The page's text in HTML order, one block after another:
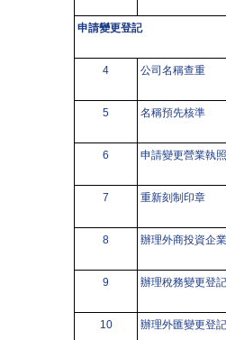
申請變更登記
4 公司名稱查重
5 名稱預先核準
6 申請變更營業執照
7 重新刻制印章
8 辦理外商投資企
9 辦理稅務變更登記
10 辦理外匯變更登記